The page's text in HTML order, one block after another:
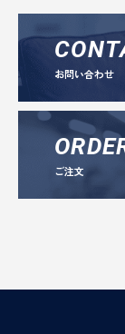
お問い合わせ
ご注文